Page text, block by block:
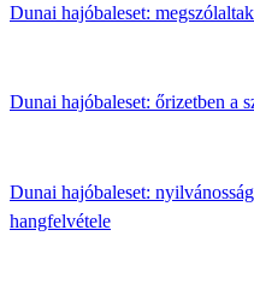
Dunai hajóbaleset:
Dunai hajóbaleset: őrizetben a
Dunai hajóbaleset:
hangfelvétele